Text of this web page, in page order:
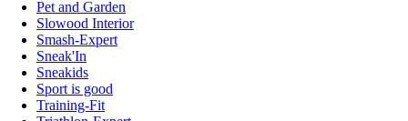
Pet and Garden
Slowood Interior
Smash-Expert
Sneak'In
Sneakids
Sport is good
Training-Fit